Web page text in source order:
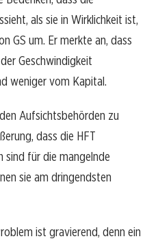
als sie in Wirklichkeit ist,
GS um. Er merkte an, dass
Geschwindigkeit
weniger vom Kapital.
Aufsichtsbehörden zu
dass die HFT
für die mangelnde
sie am dringendsten
ist gravierend, denn ein